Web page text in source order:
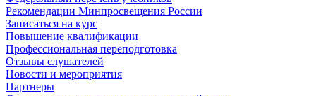
Рекомендации Минпросвещения России
Записаться на курс
Повышение квалификации
Профессиональная переподготовка
Отзывы слушателей
Новости и мероприятия
Партнеры